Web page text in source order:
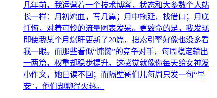
几年前，我运营着一个技术博客，状态和大多数个人站
长一样：月初鸡血，写几篇；月中拖延，找借口；月底
忏悔，对着可怜的流量图表发呆。更致命的是，我发现
即使我某个月爆肝更新了20篇，搜索引擎好像也没多看
我一眼。而那些看似“慵懒”的竞争对手，每周稳定输出
一两篇，权重却稳步提升。这感觉就像你每天给女神发
小作文，她已读不回；而隔壁哥们儿每周只发一句“早
安”，他们却聊得火热。